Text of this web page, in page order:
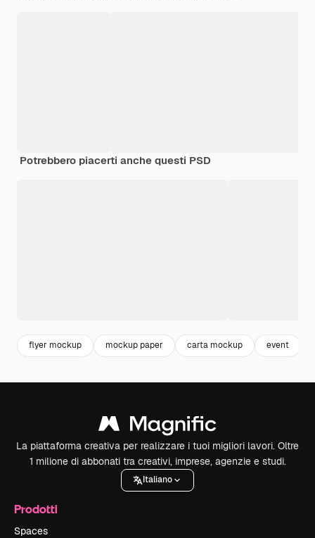
Potrebbero piacerti anche questi PSD
flyer mockup mockup paper carta mockup event
La piattaforma creativa per realizzare i tuoi migliori lavori. Oltre
1 milione di abbonati tra creativi, imprese, agenzie e studi.
Italiano
Prodotti
Spaces